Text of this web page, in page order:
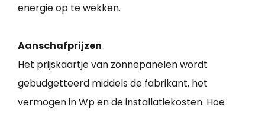
energie op te wekken.
Aanschafprijzen
Het prijskaartje van zonnepanelen wordt
gebudgetteerd middels de fabrikant, het
vermogen in Wp en de installatiekosten. Hoe